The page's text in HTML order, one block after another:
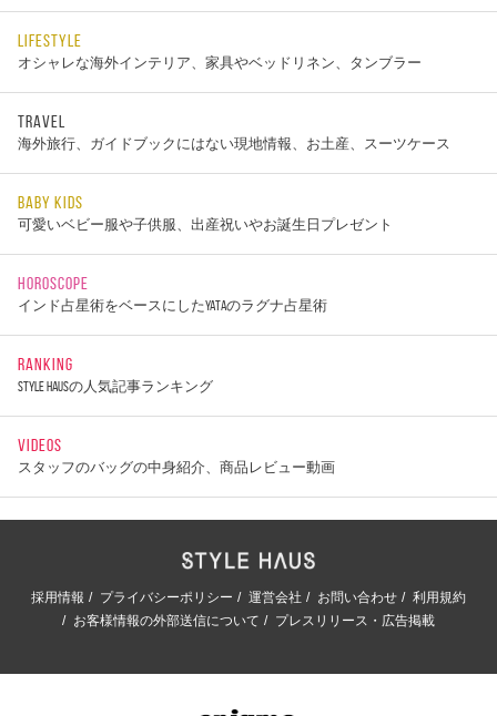
LIFESTYLE
オシャレな海外インテリア、家具やベッドリネン、タンブラー
TRAVEL
海外旅行、ガイドブックにはない現地情報、お土産、スーツケース
BABY KIDS
可愛いベビー服や子供服、出産祝いやお誕生日プレゼント
HOROSCOPE
インド占星術をベースにしたYATAのラグナ占星術
RANKING
STYLE HAUSの人気記事ランキング
VIDEOS
スタッフのバッグの中身紹介、商品レビュー動画
採用情報 プライバシーポリシー 運営会社 お問い合わせ
利用規約
お客様情報の外部送信について
プレスリリース・広告掲載